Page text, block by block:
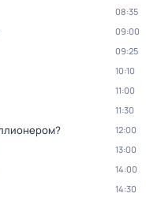
08:35
09:00
09:25
10:10
11:00
11:30
12:00
13:00
14:00
14:30